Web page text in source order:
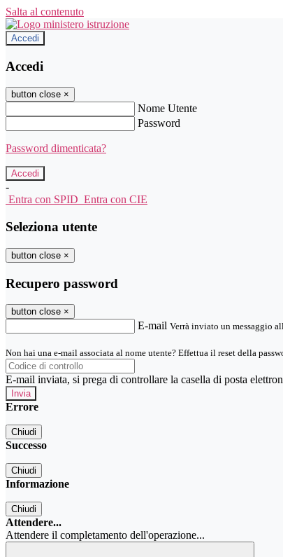
Salta al contenuto
Accedi
Accedi
button close ×
Nome Utente
Password
Password dimenticata?
-
Entra con SPID Entra con CIE
Seleziona utente
button close ×
Recupero password
button close ×
E-mail Verrà inviato un messaggio
Non hai una e-mail associata al nome utente? Effettua il reset della
E-mail inviata, si prega di controllare la casella di posta
Errore
Chiudi
Successo
Chiudi
Informazione
Chiudi
Attendere...
Attendere il completamento dell'operazione...